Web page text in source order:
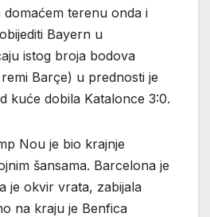
domaćem terenu onda i
Bayern u
istog broja bodova
Barçe) u prednosti je
kuće dobila Katalonce 3:0.
Nou je bio krajnje
šansama. Barcelona je
je okvir vrata, zabijala
na kraju je Benfica